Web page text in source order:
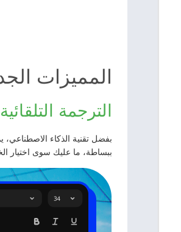
المميزات
الترجمة
بفضل تقنية الذكاء الاصطناعي،
ببساطة، ما عليك سوى اختيار